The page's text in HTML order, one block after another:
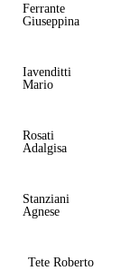
Ferrante
Giuseppina
Iavenditti
Mario
Rosati
Adalgisa
Stanziani
Agnese
Tete Roberto